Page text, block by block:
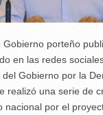
Gobierno porteño
en las redes
Gobierno por la
realizó una serie de
nacional por el